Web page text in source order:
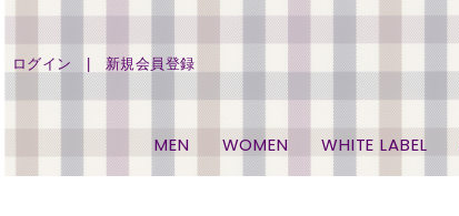
ログイン 新規会員登録
MEN WOMEN WHITE LABEL